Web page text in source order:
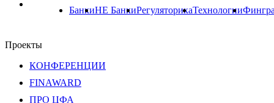
БанкиНЕ БанкиРегуляторикаТехнологии
Проекты
КОНФЕРЕНЦИИ
FINAWARD
ПРО ЦФА